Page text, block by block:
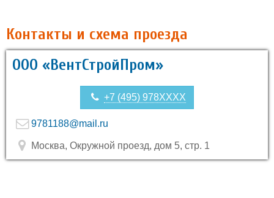
Контакты и схема проезда
ООО «ВентСтройПром»
+7 (495) 978XXXX
9781188@mail.ru
Москва, Окружной проезд, дом 5, стр. 1